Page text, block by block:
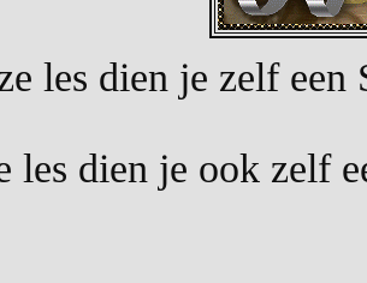
les dien je zelf
les dien je ook zelf